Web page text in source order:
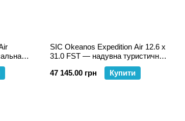
SIC Okeanos Expedition Air 12.6 x
31.0 FST — надувна туристична
SUP-дошка для подорожей
47 145.00 грн
Купити